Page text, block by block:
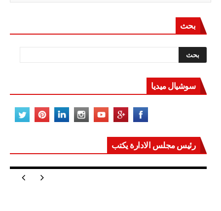
بحث
سوشيال ميديا
رئيس مجلس الادارة يكتب
مصر تعيد للعالم اتزانه